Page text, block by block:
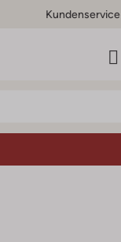
Kundenservice